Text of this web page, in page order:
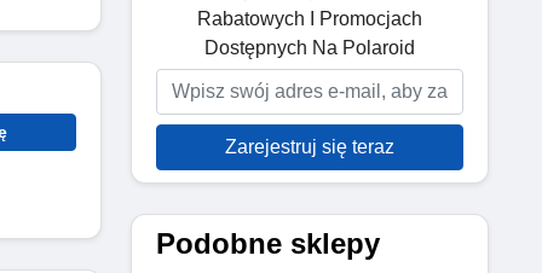
Rabatowych I Promocjach
Dostępnych Na Polaroid
Zarejestruj się teraz
Podobne sklepy